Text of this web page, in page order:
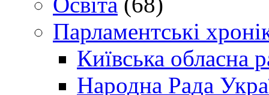
Парламентські
Київська обласна
Народна Рада